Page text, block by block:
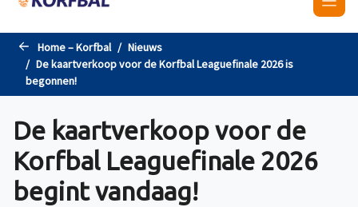
Home – Korfbal
Nieuws
De kaartverkoop voor de Korfbal Leaguefinale 2026 is
begonnen!
De kaartverkoop voor de
Korfbal Leaguefinale 2026
begint vandaag!